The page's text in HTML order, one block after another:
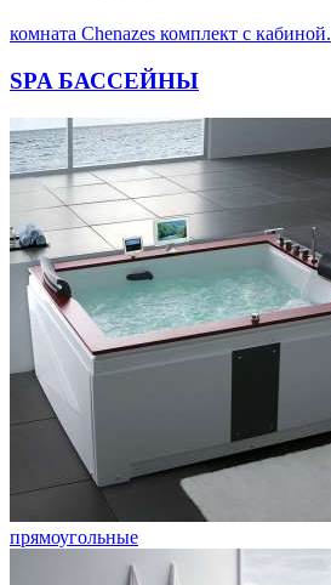
комната Chenazes комплект с кабиной.
SPA БАССЕЙНЫ
прямоугольные